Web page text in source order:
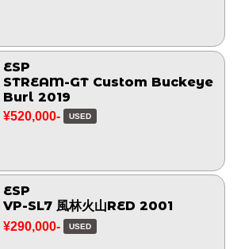
ESP
STREAM-GT Custom Buckeye
Burl 2019
¥520,000- USED
ESP
VP-SL7 風林火山RED 2001
¥290,000- USED